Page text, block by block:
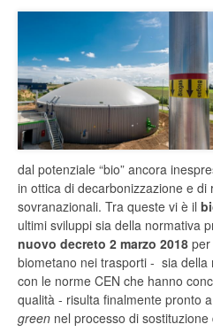
dal potenziale “bio” ancora
in ottica di decarbonizzazione e
sovranazionali. Tra queste vi è il
ultimi sviluppi sia della normativa
nuovo decreto 2 marzo 2018 per
biometano nei trasporti - sia della
con le norme CEN che hanno
qualità - risulta finalmente pronto
green nel processo di